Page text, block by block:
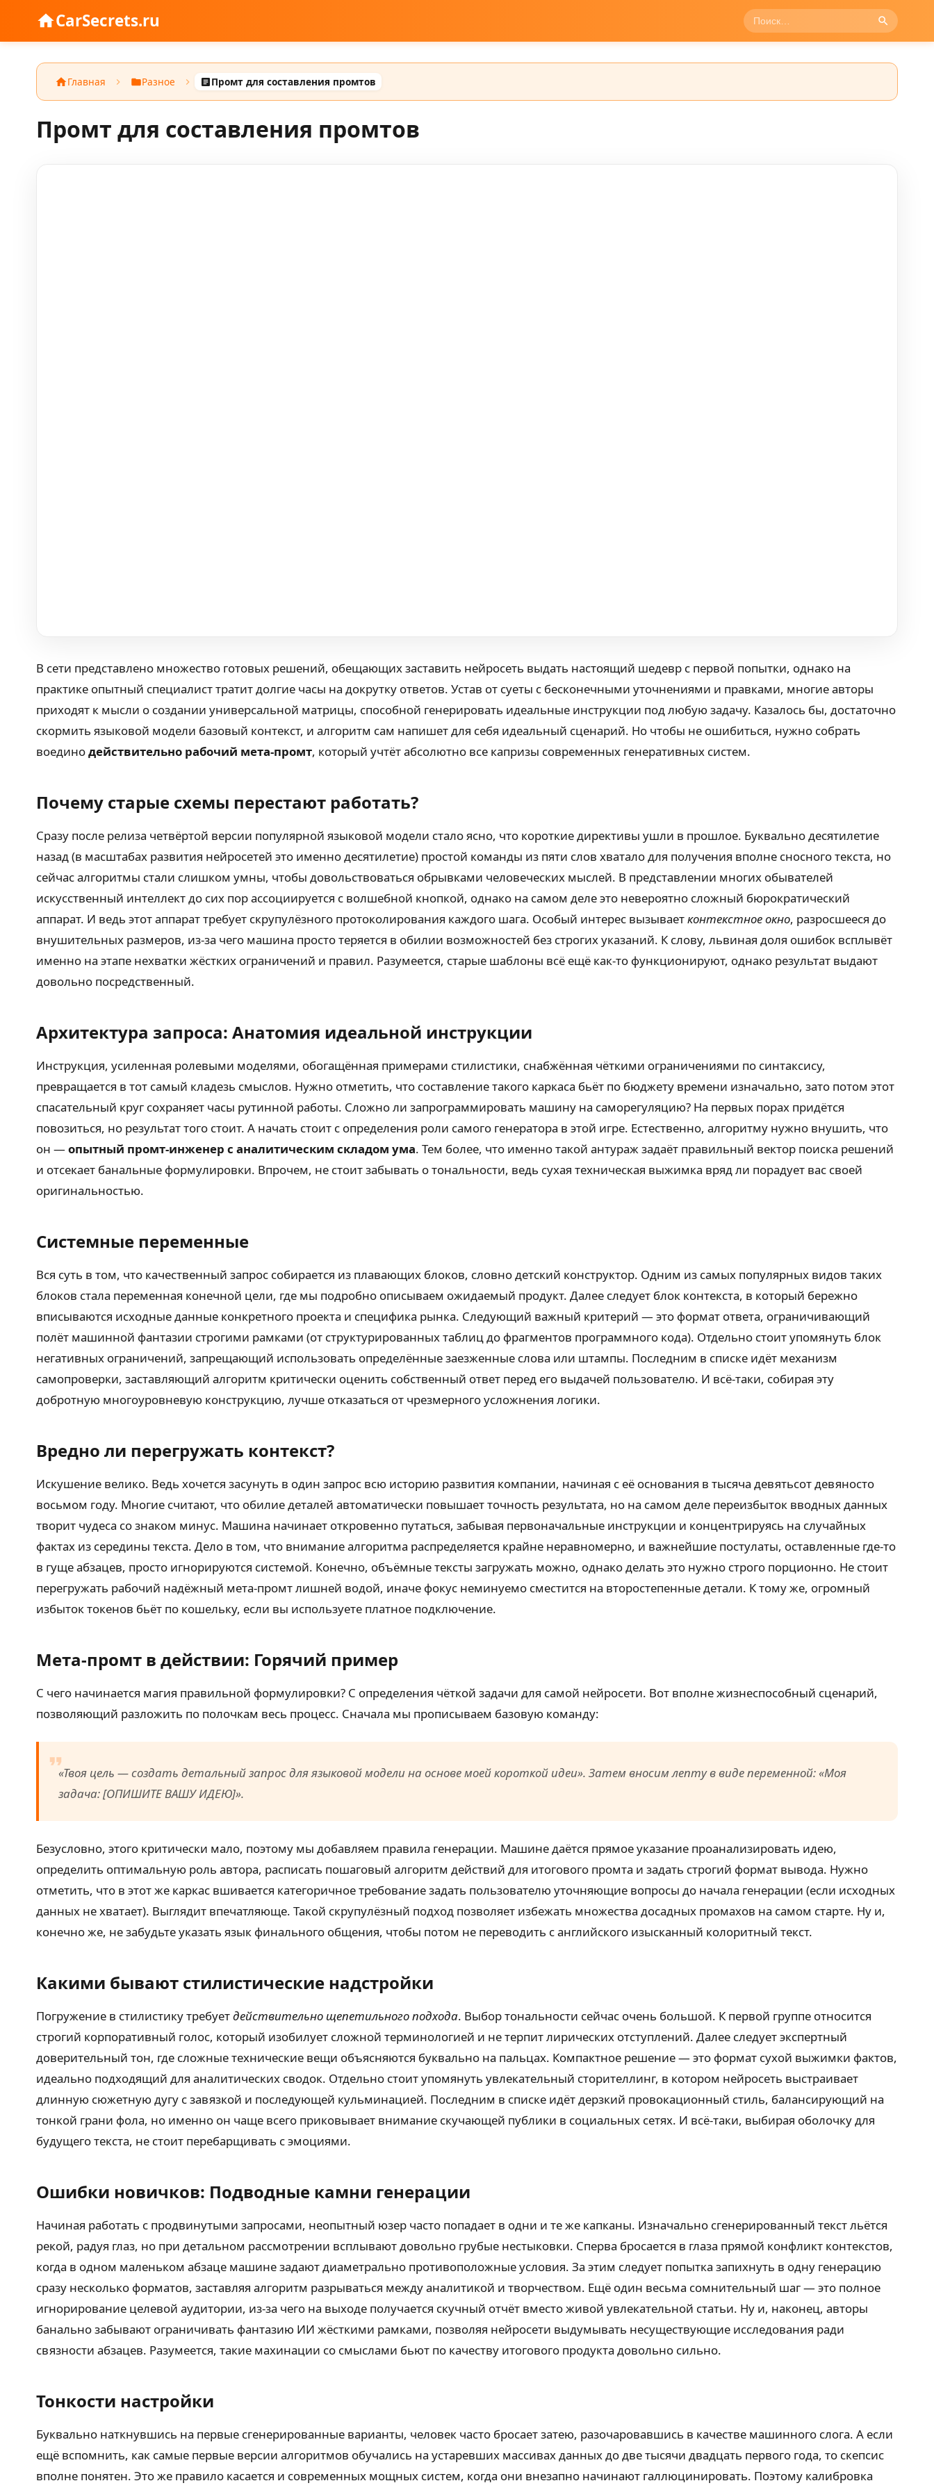
CarSecrets.ru
Главная Разное Промт для составления промтов
Промт для составления промтов
В сети представлено множество готовых решений, обещающих заставить нейросеть выдать настоящий шедевр с первой попытки, однако на
практике опытный специалист тратит долгие часы на докрутку ответов. Устав от суеты с бесконечными уточнениями и правками, многие авторы
приходят к мысли о создании универсальной матрицы, способной генерировать идеальные инструкции под любую задачу. Казалось бы, достаточно
скормить языковой модели базовый контекст, и алгоритм сам напишет для себя идеальный сценарий. Но чтобы не ошибиться, нужно собрать
воединодействительно рабочий мета-промт, который учтёт абсолютно все капризы современных генеративных систем.
Почему старые схемы перестают работать?
Сразу после релиза четвёртой версии популярной языковой модели стало ясно, что короткие директивы ушли в прошлое. Буквально десятилетие
назад (в масштабах развития нейросетей это именно десятилетие) простой команды из пяти слов хватало для получения вполне сносного текста, но
сейчас алгоритмы стали слишком умны, чтобы довольствоваться обрывками человеческих мыслей. В представлении многих обывателей
искусственный интеллект до сих пор ассоциируется с волшебной кнопкой, однако на самом деле это невероятно сложный бюрократический
аппарат. И ведь этот аппарат требует скрупулёзного протоколирования каждого шага. Особый интерес вызываетконтекстное окно, разросшееся до
внушительных размеров, из-за чего машина просто теряется в обилии возможностей без строгих указаний. К слову, львиная доля ошибок всплывёт
именно на этапе нехватки жёстких ограничений и правил. Разумеется, старые шаблоны всё ещё как-то функционируют, однако результат выдают
довольно посредственный.
Архитектура запроса: Анатомия идеальной инструкции
Инструкция, усиленная ролевыми моделями, обогащённая примерами стилистики, снабжённая чёткими ограничениями по синтаксису,
превращается в тот самый кладезь смыслов. Нужно отметить, что составление такого каркаса бьёт по бюджету времени изначально, зато потом этот
спасательный круг сохраняет часы рутинной работы. Сложно ли запрограммировать машину на саморегуляцию? На первых порах придётся
повозиться, но результат того стоит. А начать стоит с определения роли самого генератора в этой игре. Естественно, алгоритму нужно внушить, что
он —опытный промт-инженер с аналитическим складом ума. Тем более, что именно такой антураж задаёт правильный вектор поиска решений
и отсекает банальные формулировки. Впрочем, не стоит забывать о тональности, ведь сухая техническая выжимка вряд ли порадует вас своей
оригинальностью.
Системные переменные
Вся суть в том, что качественный запрос собирается из плавающих блоков, словно детский конструктор. Одним из самых популярных видов таких
блоков стала переменная конечной цели, где мы подробно описываем ожидаемый продукт. Далее следует блок контекста, в который бережно
вписываются исходные данные конкретного проекта и специфика рынка. Следующий важный критерий — это формат ответа, ограничивающий
полёт машинной фантазии строгими рамками (от структурированных таблиц до фрагментов программного кода). Отдельно стоит упомянуть блок
негативных ограничений, запрещающий использовать определённые заезженные слова или штампы. Последним в списке идёт механизм
самопроверки, заставляющий алгоритм критически оценить собственный ответ перед его выдачей пользователю. И всё-таки, собирая эту
добротную многоуровневую конструкцию, лучше отказаться от чрезмерного усложнения логики.
Вредно ли перегружать контекст?
Искушение велико. Ведь хочется засунуть в один запрос всю историю развития компании, начиная с её основания в тысяча девятьсот девяносто
восьмом году. Многие считают, что обилие деталей автоматически повышает точность результата, но на самом деле переизбыток вводных данных
творит чудеса со знаком минус. Машина начинает откровенно путаться, забывая первоначальные инструкции и концентрируясь на случайных
фактах из середины текста. Дело в том, что внимание алгоритма распределяется крайне неравномерно, и важнейшие постулаты, оставленные где-то
в гуще абзацев, просто игнорируются системой. Конечно, объёмные тексты загружать можно, однако делать это нужно строго порционно. Не стоит
перегружать рабочий надёжный мета-промт лишней водой, иначе фокус неминуемо сместится на второстепенные детали. К тому же, огромный
избыток токенов бьёт по кошельку, если вы используете платное подключение.
Мета-промт в действии: Горячий пример
С чего начинается магия правильной формулировки? С определения чёткой задачи для самой нейросети. Вот вполне жизнеспособный сценарий,
позволяющий разложить по полочкам весь процесс. Сначала мы прописываем базовую команду:
«Твоя цель — создать детальный запрос для языковой модели на основе моей короткой идеи». Затем вносим лепту в виде переменной: «Моя
задача: [ОПИШИТЕ ВАШУ ИДЕЮ]».
Безусловно, этого критически мало, поэтому мы добавляем правила генерации. Машине даётся прямое указание проанализировать идею,
определить оптимальную роль автора, расписать пошаговый алгоритм действий для итогового промта и задать строгий формат вывода. Нужно
отметить, что в этот же каркас вшивается категоричное требование задать пользователю уточняющие вопросы до начала генерации (если исходных
данных не хватает). Выглядит впечатляюще. Такой скрупулёзный подход позволяет избежать множества досадных промахов на самом старте. Ну и,
конечно же, не забудьте указать язык финального общения, чтобы потом не переводить с английского изысканный колоритный текст.
Какими бывают стилистические надстройки
Погружение в стилистику требуетдействительно щепетильного подхода. Выбор тональности сейчас очень большой. К первой группе относится
строгий корпоративный голос, который изобилует сложной терминологией и не терпит лирических отступлений. Далее следует экспертный
доверительный тон, где сложные технические вещи объясняются буквально на пальцах. Компактное решение — это формат сухой выжимки фактов,
идеально подходящий для аналитических сводок. Отдельно стоит упомянуть увлекательный сторителлинг, в котором нейросеть выстраивает
длинную сюжетную дугу с завязкой и последующей кульминацией. Последним в списке идёт дерзкий провокационный стиль, балансирующий на
тонкой грани фола, но именно он чаще всего приковывает внимание скучающей публики в социальных сетях. И всё-таки, выбирая оболочку для
будущего текста, не стоит перебарщивать с эмоциями.
Ошибки новичков: Подводные камни генерации
Начиная работать с продвинутыми запросами, неопытный юзер часто попадает в одни и те же капканы. Изначально сгенерированный текст льётся
рекой, радуя глаз, но при детальном рассмотрении всплывают довольно грубые нестыковки. Сперва бросается в глаза прямой конфликт контекстов,
когда в одном маленьком абзаце машине задают диаметрально противоположные условия. За этим следует попытка запихнуть в одну генерацию
сразу несколько форматов, заставляя алгоритм разрываться между аналитикой и творчеством. Ещё один весьма сомнительный шаг — это полное
игнорирование целевой аудитории, из-за чего на выходе получается скучный отчёт вместо живой увлекательной статьи. Ну и, наконец, авторы
банально забывают ограничивать фантазию ИИ жёсткими рамками, позволяя нейросети выдумывать несуществующие исследования ради
связности абзацев. Разумеется, такие махинации со смыслами бьют по качеству итогового продукта довольно сильно.
Тонкости настройки
Буквально наткнувшись на первые сгенерированные варианты, человек часто бросает затею, разочаровавшись в качестве машинного слога. А если
ещё вспомнить, как самые первые версии алгоритмов обучались на устаревших массивах данных до две тысячи двадцать первого года, то скепсис
вполне понятен. Это же правило касается и современных мощных систем, когда они внезапно начинают галлюцинировать. Поэтому калибровка